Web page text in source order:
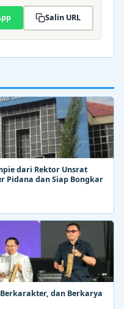
Salin URL
dari Rektor Unsrat
Pidana dan Siap Bongkar
dan Berkarya